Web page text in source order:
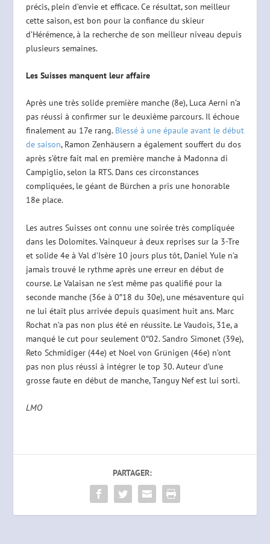
précis, plein d’envie et efficace. Ce résultat, son meilleur
cette saison, est bon pour la confiance du skieur
d’Hérémence, à la recherche de son meilleur niveau depuis
plusieurs semaines.
Les Suisses manquent leur affaire
Après une très solide première manche (8e), Luca Aerni n’a
pas réussi à confirmer sur le deuxième parcours. Il échoue
finalement au 17e rang. Blessé à une épaule avant le début
de saison, Ramon Zenhäusern a également souffert du dos
après s’être fait mal en première manche à Madonna di
Campiglio, selon la RTS. Dans ces circonstances
compliquées, le géant de Bürchen a pris une honorable
18e place.
Les autres Suisses ont connu une soirée très compliquée
dans les Dolomites. Vainqueur à deux reprises sur la 3-Tre
et solide 4e à Val d’Isère 10 jours plus tôt, Daniel Yule n’a
jamais trouvé le rythme après une erreur en début de
course. Le Valaisan ne s’est même pas qualifié pour la
seconde manche (36e à 0″18 du 30e), une mésaventure qui
ne lui était plus arrivée depuis quasiment huit ans. Marc
Rochat n’a pas non plus été en réussite. Le Vaudois, 31e, a
manqué le cut pour seulement 0″02. Sandro Simonet (39e),
Reto Schmidiger (44e) et Noel von Grünigen (46e) n’ont
pas non plus réussi à intégrer le top 30. Auteur d’une
grosse faute en début de manche, Tanguy Nef est lui sorti.
LMO
PARTAGER: